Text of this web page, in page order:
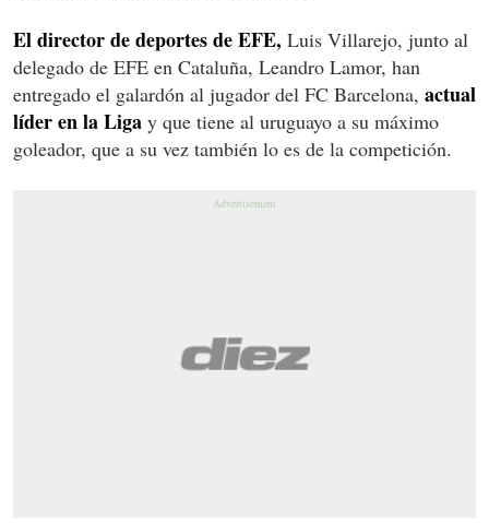
El director de deportes de EFE, Luis Villarejo, junto al
delegado de EFE en Cataluña, Leandro Lamor, han
entregado el galardón al jugador del FC Barcelona, actual
líder en la Liga y que tiene al uruguayo a su máximo
goleador, que a su vez también lo es de la competición.